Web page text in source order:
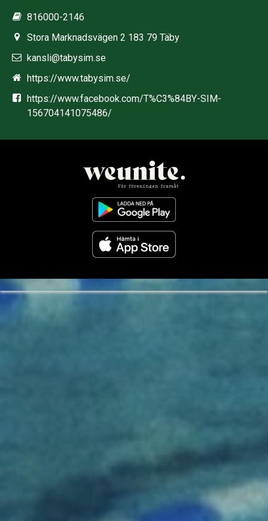
816000-2146
Stora Marknadsvägen 2 183 79 Täby
kansli@tabysim.se
https://www.tabysim.se/
https://www.facebook.com/T%C3%84BY-SIM-
156704141075486/